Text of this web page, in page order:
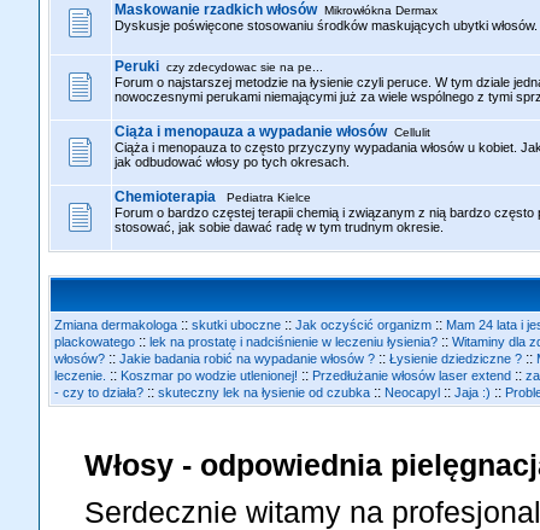
Maskowanie rzadkich włosów Mikrowłókna Dermax
Dyskusje poświęcone stosowaniu środków maskujących ubytki
Peruki czy zdecydowac sie na pe...
Forum o najstarszej metodzie na łysienie czyli peruce. W tym dziale
nowoczesnymi perukami niemającymi już za wiele wspólnego z tymi
Ciąża i menopauza a wypadanie włosów Cellulit
Ciąża i menopauza to często przyczyny wypadania włosów u kobiet.
jak odbudować włosy po tych okresach.
Chemioterapia Pediatra Kielce
Forum o bardzo częstej terapii chemią i związanym z nią bardzo często
stosować, jak sobie dawać radę w tym trudnym okresie.
Zmiana dermakologa :: skutki uboczne :: Jak oczyścić organizm :: Mam 24 lata i
plackowatego :: lek na prostatę i nadciśnienie w leczeniu łysienia? :: Witaminy dla
włosów? :: Jakie badania robić na wypadanie włosów ? :: Łysienie dziedziczne ? ::
leczenie. :: Koszmar po wodzie utlenionej! :: Przedłużanie włosów laser extend ::
- czy to działa? :: skuteczny lek na łysienie od czubka :: Neocapyl :: Jaja :) ::
Włosy - odpowiednia
Serdecznie witamy na